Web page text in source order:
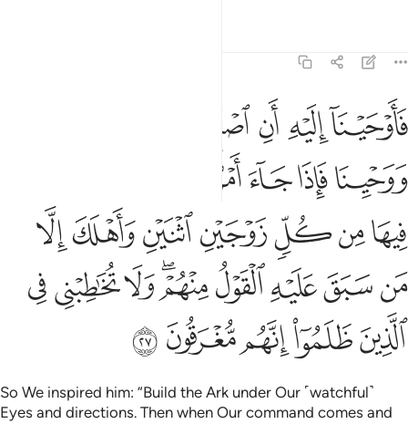
فاوحينا اليه ان اصنع الفلك باعيننا ووحينا فاذا جاء امرنا وفار
فَأَوْحَيْنَآ إِلَيْهِ أَنِ ٱصْنَعِ ٱلْفُلْكَ بِأَعْيُنِنَا وَوَحْيِنَا فَإِذَا جَآءَ أَمْرُنَا
ﲼﲽﲾﲿ
ﳂﳃﳄﳅ
ﳉﳊﳋﳌﳍﳎﳏ
ﳐﳑﳒﳓﳔﳕﳖﳗﳘ
ﳙﳚﳛﳜﳝ
So We inspired him: “Build the Ark under Our ˹watchful˺
Eyes and directions. Then when Our command comes and